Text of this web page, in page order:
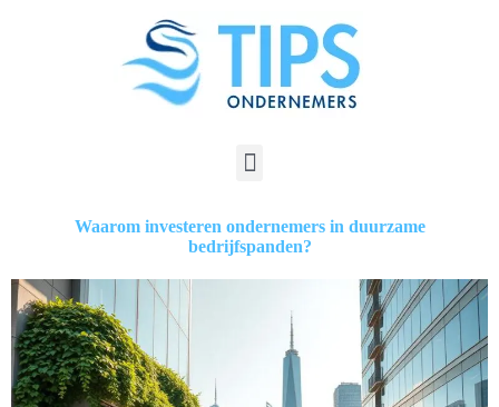
Waarom investeren ondernemers in duurzame
bedrijfspanden?